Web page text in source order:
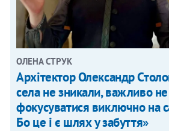
ОЛЕНА СТРУК
Архітектор Олександр
села не зникали, важливо не
фокусуватися виключно на
Бо це і є шлях у забуття»